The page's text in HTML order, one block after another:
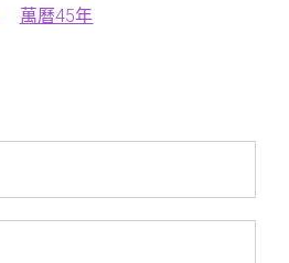
萬曆45年